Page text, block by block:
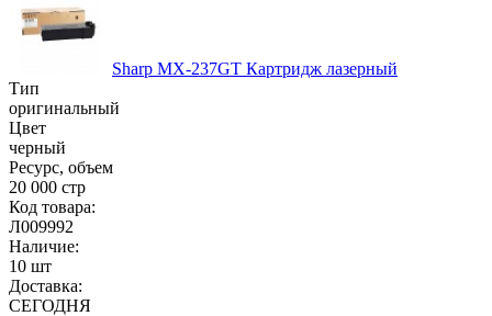
Sharp MX-237GT Картридж лазерный
Тип
оригинальный
Цвет
черный
Ресурс, объем
20 000 стр
Код товара:
Л009992
Наличие:
10 шт
Доставка:
СЕГОДНЯ